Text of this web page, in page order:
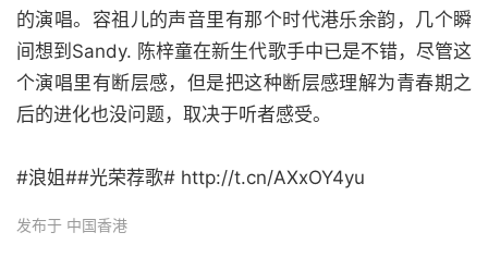
的演唱。容祖儿的声音里有那个时代港乐余韵，几个瞬
间想到Sandy. 陈梓童在新生代歌手中已是不错，尽管这
个演唱里有断层感，但是把这种断层感理解为青春期之
后的进化也没问题，取决于听者感受。
#浪姐##光荣荐歌# http://t.cn/AXxOY4yu
发布于 中国香港